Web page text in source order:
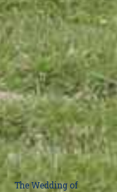
The Wedding of